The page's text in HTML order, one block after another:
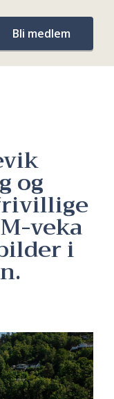
Bli medlem
og
veka
i